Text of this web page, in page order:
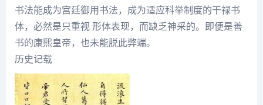
书法能成为宫廷御用书法，成为适应科举制度的干禄书
体，必然是只重视 形体表现，而缺乏神采的。即便是善
书的康熙皇帝，也未能脱此弊端。
历史记载